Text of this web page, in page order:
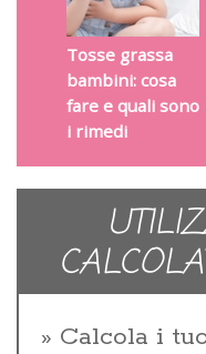
Tosse grassa
bambini: cosa
fare e quali sono
i rimedi
Calcola i